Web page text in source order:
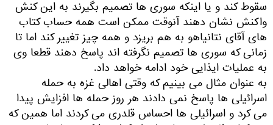
سقوط کند و یا اینکه سوری ها تصمیم بگیرند به این کنش
واکنش نشان دهند آنوقت ممکن است همه حساب کتاب
های آقای نتانیاهو به هم بریزد و همه چیز تغییر کند اما تا
زمانی که سوری ها تصمیم نگرفته اند پاسخ دهند قطعا وی
به عملیات ایذایی خود ادامه خواهد داد.
به عنوان مثال می بینیم که وقتی اهالی غزه به حمله
اسرائیلی ها پاسخ نمی دادند هر روز حمله ها افزایش پیدا
می کرد و اسرائیلی ها احساس قلدری می کردند اما همین که